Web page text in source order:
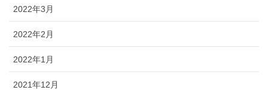
2022年3月
2022年2月
2022年1月
2021年12月